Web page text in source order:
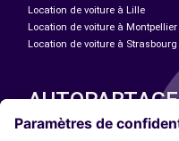
Location de voiture à Lille
Location de voiture à Montpellier
Location de voiture à Strasbourg
AUTOPARTAGE